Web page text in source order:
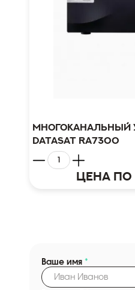
Многоканальный
Datasat RA7300
Цена по
Ваше имя *